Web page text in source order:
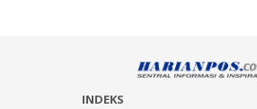
INDEKS